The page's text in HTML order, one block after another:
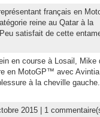
français en
reine au Qatar à la
satisfait de cette
en course à Losail, Mike
en MotoGP™ avec Avintia
à la cheville
2015 | 1